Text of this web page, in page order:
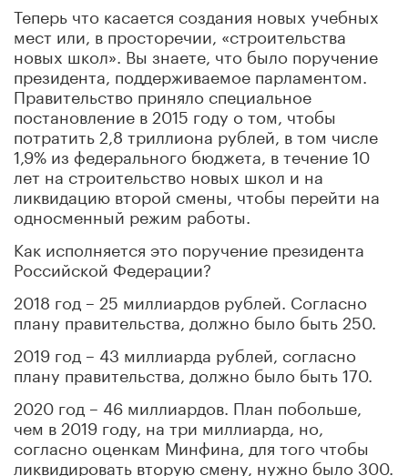
Теперь что касается создания новых учебных
мест или, в просторечии, «строительства
новых школ». Вы знаете, что было поручение
президента, поддерживаемое парламентом.
Правительство приняло специальное
постановление в 2015 году о том, чтобы
потратить 2,8 триллиона рублей, в том числе
1,9% из федерального бюджета, в течение 10
лет на строительство новых школ и на
ликвидацию второй смены, чтобы перейти на
односменный режим работы.
Как исполняется это поручение президента
Российской Федерации?
2018 год – 25 миллиардов рублей. Согласно
плану правительства, должно было быть 250.
2019 год – 43 миллиарда рублей, согласно
плану правительства, должно было быть 170.
2020 год – 46 миллиардов. План побольше,
чем в 2019 году, на три миллиарда, но,
согласно оценкам Минфина, для того чтобы
ликвидировать вторую смену, нужно было 300.